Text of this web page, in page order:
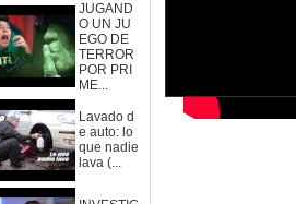
JUGAND
O UN JU
EGO DE
TERROR
POR PRI
ME...
Lavado d
e auto: lo
que nadie
lava (...